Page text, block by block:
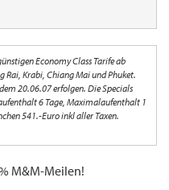
Economy Class Tarife ab
Rai, Krabi, Chiang Mai und Phuket.
20.06.07 erfolgen. Die Specials
6 Tage, Maximalaufenthalt 1
541.-Euro inkl aller Taxen.
M&M-Meilen!